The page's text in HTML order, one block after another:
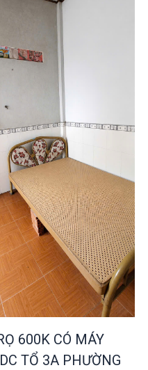
600K CÓ MÁY
TỔ 3A PHƯỜNG